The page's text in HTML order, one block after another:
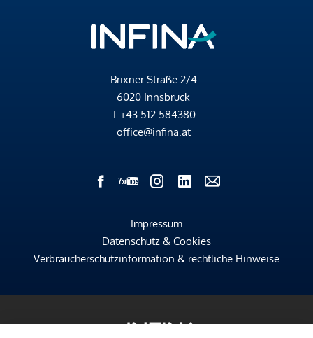
Brixner Straße 2/4
6020 Innsbruck
T +43 512 584380
office@infina.at
Impressum
Datenschutz & Cookies
Verbraucherschutzinformation & rechtliche Hinweise